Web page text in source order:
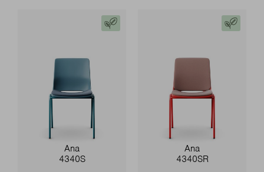
Ana
4340S
Ana
4340SR